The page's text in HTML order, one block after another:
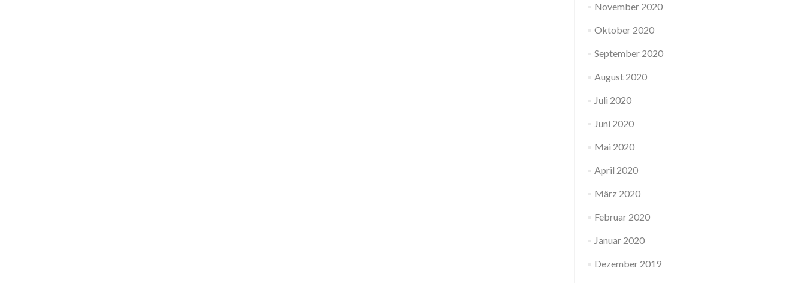
November 2020
Oktober 2020
September 2020
August 2020
Juli 2020
Juni 2020
Mai 2020
April 2020
März 2020
Februar 2020
Januar 2020
Dezember 2019